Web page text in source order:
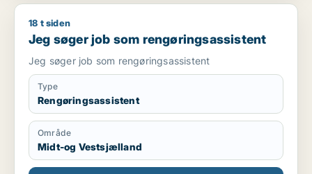
Jeg søger job som rengøringsassistent
18 t siden
Jeg søger job som rengøringsassistent
Jeg søger job som rengøringsassistent
Type
Rengøringsassistent
Område
Midt-og Vestsjælland